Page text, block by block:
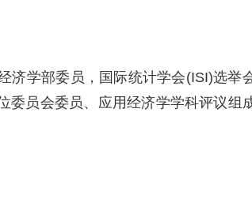
济学部委员，国际统计学会(ISI)选举
委员会委员、应用经济学学科评议组